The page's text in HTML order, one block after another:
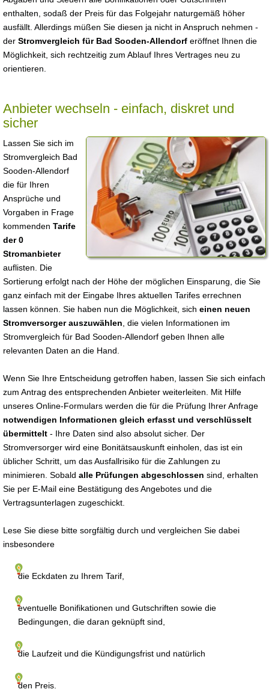
enthalten, sodaß der Preis für das Folgejahr naturgemäß höher
ausfällt. Allerdings müßen Sie diesen ja nicht in Anspruch nehmen -
der Stromvergleich für Bad Sooden-Allendorf eröffnet Ihnen die
Möglichkeit, sich rechtzeitig zum Ablauf Ihres Vertrages neu zu
orientieren.
Anbieter wechseln - einfach, diskret und
sicher
Lassen Sie sich im
Stromvergleich Bad
Sooden-Allendorf
die für Ihren
Ansprüche und
Vorgaben in Frage
kommenden Tarife
der 0
Stromanbieter
auflisten. Die
Sortierung erfolgt nach der Höhe der möglichen Einsparung, die Sie
ganz einfach mit der Eingabe Ihres aktuellen Tarifes errechnen
lassen können. Sie haben nun die Möglichkeit, sich einen neuen
Stromversorger auszuwählen , die vielen Informationen im
Stromvergleich für Bad Sooden-Allendorf geben Ihnen alle
relevanten Daten an die Hand.
Wenn Sie Ihre Entscheidung getroffen haben, lassen Sie sich einfach
zum Antrag des entsprechenden Anbieter weiterleiten. Mit Hilfe
unseres Online-Formulars werden die für die Prüfung Ihrer Anfrage
notwendigen Informationen gleich erfasst und verschlüsselt
übermittelt - Ihre Daten sind also absolut sicher. Der
Stromversorger wird eine Bonitätsauskunft einholen, das ist ein
üblicher Schritt, um das Ausfallrisiko für die Zahlungen zu
minimieren. Sobald alle Prüfungen abgeschlossen sind, erhalten
Sie per E-Mail eine Bestätigung des Angebotes und die
Vertragsunterlagen zugeschickt.
Lese Sie diese bitte sorgfältig durch und vergleichen Sie dabei
insbesondere
die Eckdaten zu Ihrem Tarif,
eventuelle Bonifikationen und Gutschriften sowie die
Bedingungen, die daran geknüpft sind,
die Laufzeit und die Kündigungsfrist und natürlich
den Preis.